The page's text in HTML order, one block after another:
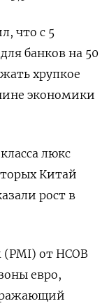
что с 5
банков на 50
хрупкое
экономики
люкс
Китай
рост в
от HCOB
евро,